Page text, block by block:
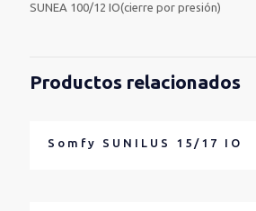
SUNEA 100/12 IO(cierre por presión)
Productos relacionados
Somfy SUNILUS 15/17 IO